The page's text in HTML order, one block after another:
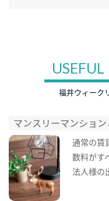
福井ウィーク
マンスリーマンション
通常の賃
数料がす
法人様の